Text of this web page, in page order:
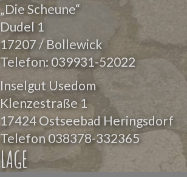
„Die Scheune“
Dudel 1
17207 / Bollewick
Telefon:039931-52022
Inselgut Usedom
Klenzestraße 1
17424 Ostseebad Heringsdorf
Telefon038378-332365
LAGE